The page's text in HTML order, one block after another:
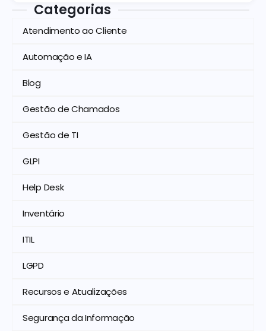
Categorias
Atendimento ao Cliente
Automação e IA
Blog
Gestão de Chamados
Gestão de TI
GLPI
Help Desk
Inventário
ITIL
LGPD
Recursos e Atualizações
Segurança da Informação